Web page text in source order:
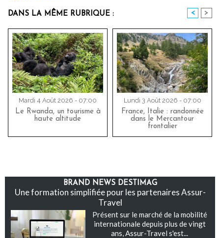
DANS LA MÊME RUBRIQUE : < >
Mardi 4 Août 2026 - 07:00
Le Rwanda, un tourisme à
haute altitude
Lundi 3 Août 2026 - 07:00
France, Italie : randonnée
dans le Mercantour
frontalier
BRAND NEWS DESTIMAG
Une formation simplifiée pour les partenaires Assur-
Travel
Présent sur le marché de la mobilité
internationale depuis plus de vingt
ans, Assur-Travel s'est...